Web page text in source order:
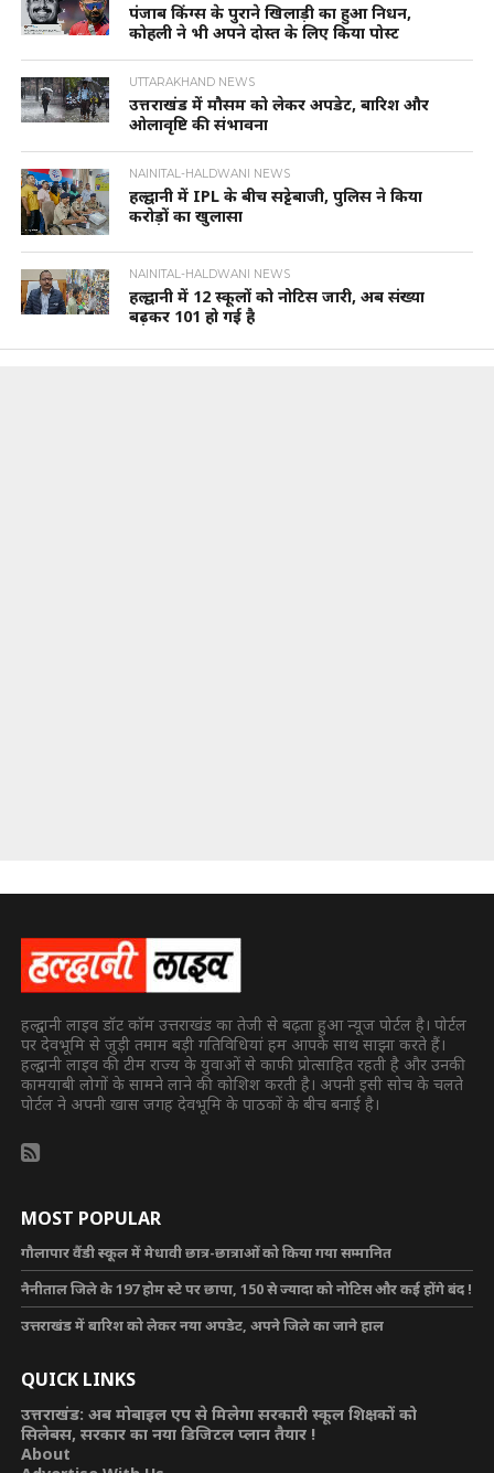
पंजाब किंग्स के पुराने खिलाड़ी का हुआ निधन,
कोहली ने भी अपने दोस्त के लिए किया पोस्ट
UTTARAKHAND NEWS
उत्तराखंड में मौसम को लेकर अपडेट, बारिश और
ओलावृष्टि की संभावना
NAINITAL-HALDWANI NEWS
हल्द्वानी में IPL के बीच सट्टेबाजी, पुलिस ने किया
करोड़ों का खुलासा
NAINITAL-HALDWANI NEWS
हल्द्वानी में 12 स्कूलों को नोटिस जारी, अब संख्या
बढ़कर 101 हो गई है
हल्द्वानी लाइव डॉट कॉम उत्तराखंड का तेजी से बढ़ता हुआ न्यूज पोर्टल है। पोर्टल
पर देवभूमि से जुड़ी तमाम बड़ी गतिविधियां हम आपके साथ साझा करते हैं।
हल्द्वानी लाइव की टीम राज्य के युवाओं से काफी प्रोत्साहित रहती है और उनकी
कामयाबी लोगों के सामने लाने की कोशिश करती है। अपनी इसी सोच के चलते
पोर्टल ने अपनी खास जगह देवभूमि के पाठकों के बीच बनाई है।
MOST POPULAR
गौलापार वैंडी स्कूल में मेधावी छात्र-छात्राओं को किया गया सम्मानित
नैनीताल जिले के 197 होम स्टे पर छापा, 150 से ज्यादा को नोटिस और कई होंगे बंद !
उत्तराखंड में बारिश को लेकर नया अपडेट, अपने जिले का जाने हाल
QUICK LINKS
उत्तराखंड: अब मोबाइल एप से मिलेगा सरकारी स्कूल शिक्षकों को
सिलेबस, सरकार का नया डिजिटल प्लान तैयार !
About